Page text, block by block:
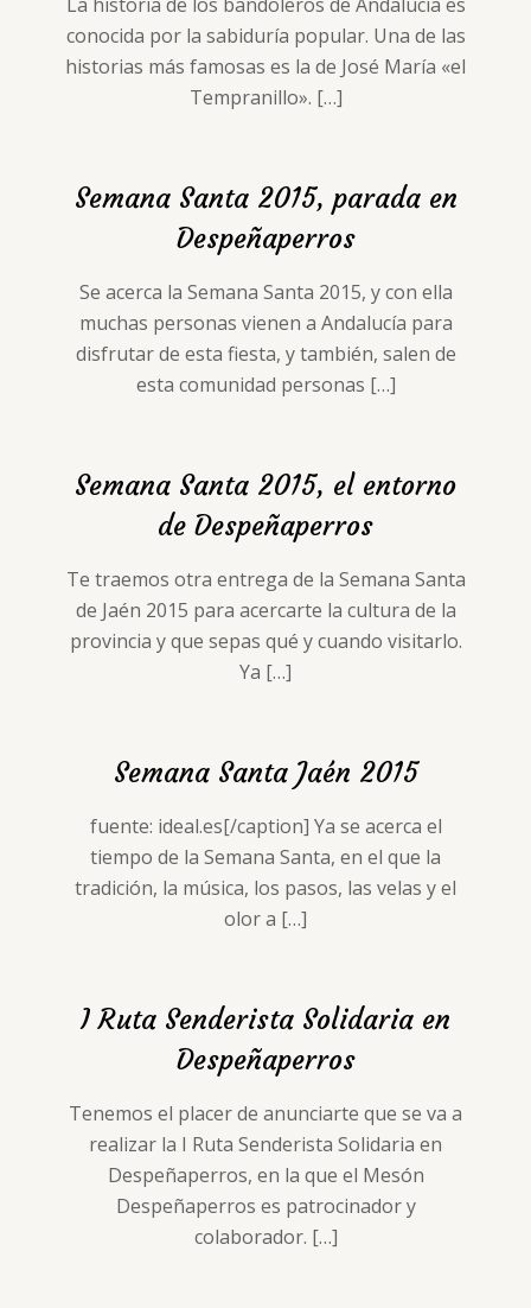
conocida por la sabiduría popular. Una de las
historias más famosas es la de José María «el
Tempranillo». […]
Semana Santa 2015, parada en
Despeñaperros
Se acerca la Semana Santa 2015, y con ella
muchas personas vienen a Andalucía para
disfrutar de esta fiesta, y también, salen de
esta comunidad personas […]
Semana Santa 2015, el entorno
de Despeñaperros
Te traemos otra entrega de la Semana Santa
de Jaén 2015 para acercarte la cultura de la
provincia y que sepas qué y cuando visitarlo.
Ya […]
Semana Santa Jaén 2015
fuente: ideal.es[/caption] Ya se acerca el
tiempo de la Semana Santa, en el que la
tradición, la música, los pasos, las velas y el
olor a […]
I Ruta Senderista Solidaria en
Despeñaperros
Tenemos el placer de anunciarte que se va a
realizar la I Ruta Senderista Solidaria en
Despeñaperros, en la que el Mesón
Despeñaperros es patrocinador y
colaborador. […]